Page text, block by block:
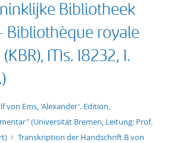
Bibliotheek
Bibliothèque royale
Ms. 18232, 1.
von Ems, 'Alexander'. Edition,
(Universität Bremen, Leitung: Prof.
Transkription der Handschrift B von